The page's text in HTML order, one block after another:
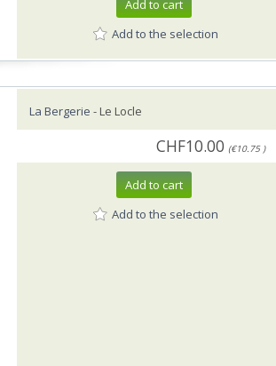
Add to cart
Add to the selection
La Bergerie - Le Locle
CHF10.00 (€10.75 )
Add to cart
Add to the selection